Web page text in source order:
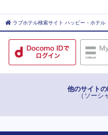
小栗山
新里
千年
中央弘前
ラブホテル検索サイト ハッピー・ホテル
他のサイト
（ソーシ